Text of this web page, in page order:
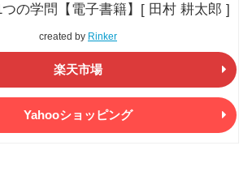
つの学問【電子書籍】[ 田村 耕太郎 ]
created by Rinker
楽天市場
Yahooショッピング